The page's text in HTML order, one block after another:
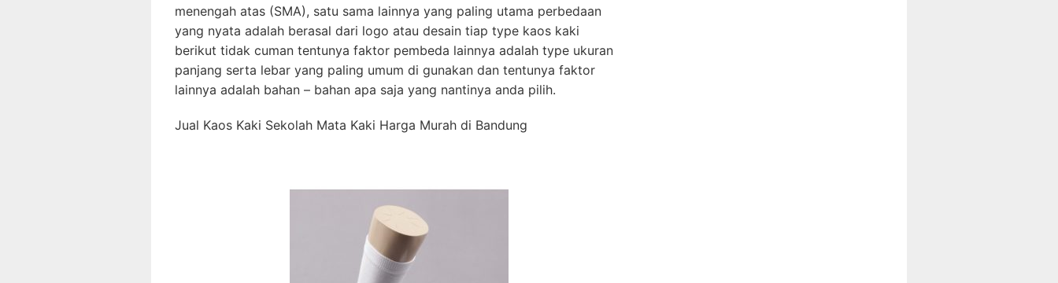
menengah atas (SMA), satu sama lainnya yang paling utama perbedaan
yang nyata adalah berasal dari logo atau desain tiap type kaos kaki
berikut tidak cuman tentunya faktor pembeda lainnya adalah type ukuran
panjang serta lebar yang paling umum di gunakan dan tentunya faktor
lainnya adalah bahan – bahan apa saja yang nantinya anda pilih.
Jual Kaos Kaki Sekolah Mata Kaki Harga Murah di Bandung